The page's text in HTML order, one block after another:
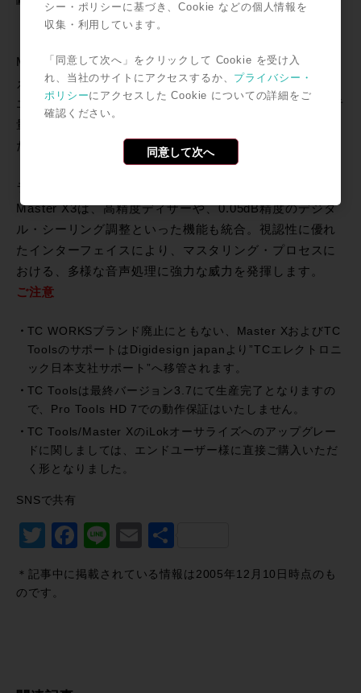
Master X3は、ヴァーチャル・ファイナライザーとも言
えるマルチバンド・ダイナミクス・プロセッサーです。
エキスパンダー/コンプレッサー/リミッターを統合し、音
量と音圧の両面からマスターのバランスを整えます。ま
た、マスター全体の特性を方向付けるための”ターゲッ
ト・カーブ”機能を搭載する事により、目的のマスターバ
ランスに素早く近づく事が出来ます。
Master X3は、高精度ディザーや、0.05dB精度のデジタ
ル・シーリング調整といった機能も統合。視認性に優れ
たインターフェイスにより、マスタリング・プロセスに
おける、多様な音声処理に強力な威力を発揮します。
ご注意
TC WORKSブランド廃止にともない、Master XおよびTC
ToolsのサポートはDigidesign japanより”TCエレクトロニ
ック日本支社サポート”へ移管されます。
TC Toolsは最終バージョン3.7にて生産完了となりますの
で、Pro Tools HD 7での動作保証はいたしません。
TC Tools/Master XのiLokオーサライズへのアップグレー
ドに関しましては、エンドユーザー様に直接ご購入いただ
く形となりました。
SNSで共有
Twitter
Facebook
LineEmail
＊記事中に掲載されている情報は2005年12月10日時点のも
のです。
シー・ポリシーに基づき、Cookie などの個人情報を
収集・利用しています。
「同意して次へ」をクリックして Cookie を受け入
れ、当社のサイトにアクセスするか、 プライバシー・
ポリシーにアクセスした Cookie についての詳細をご
確認ください。
同意して次へ